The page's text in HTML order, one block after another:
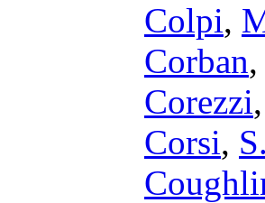
Colpi,
Corban,
Corezzi,
Corsi,